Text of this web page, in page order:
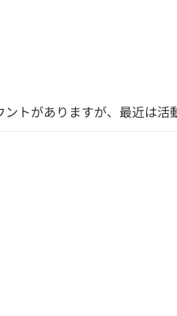
トがありますが、最近は活